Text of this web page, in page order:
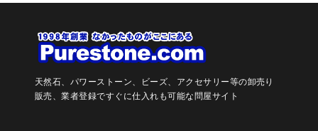
天然石、パワーストーン、ビーズ、アクセサリー等の卸売り
販売、業者登録ですぐに仕入れも可能な問屋サイト